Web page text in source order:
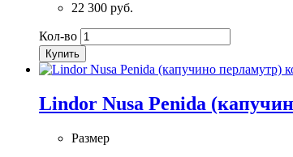
22 300 руб.
Кол-во
Купить
Lindor Nusa Penida
Размер